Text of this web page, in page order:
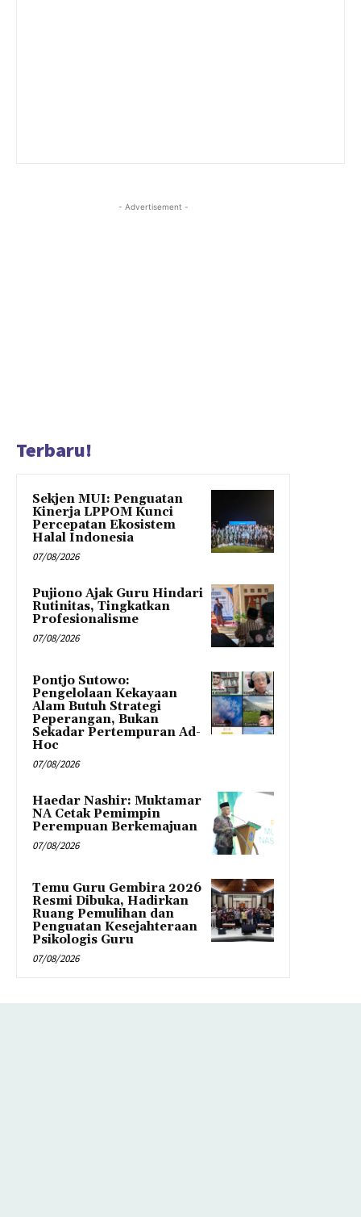
- Advertisement -
Terbaru!
Sekjen MUI: Penguatan
Kinerja LPPOM Kunci
Percepatan Ekosistem
Halal Indonesia
07/08/2026
Pujiono Ajak Guru Hindari
Rutinitas, Tingkatkan
Profesionalisme
07/08/2026
Pontjo Sutowo:
Pengelolaan Kekayaan
Alam Butuh Strategi
Peperangan, Bukan
Sekadar Pertempuran Ad-
Hoc
07/08/2026
Haedar Nashir: Muktamar
NA Cetak Pemimpin
Perempuan Berkemajuan
07/08/2026
Temu Guru Gembira 2026
Resmi Dibuka, Hadirkan
Ruang Pemulihan dan
Penguatan Kesejahteraan
Psikologis Guru
07/08/2026